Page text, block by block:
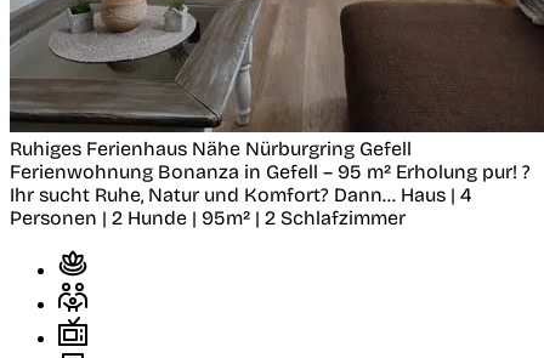
Ruhiges Ferienhaus Nähe Nürburgring Gefell
Ferienwohnung Bonanza in Gefell – 95 m² Erholung pur! ?
Ihr sucht Ruhe, Natur und Komfort? Dann... Haus | 4
Personen | 2 Hunde | 95m² | 2 Schlafzimmer